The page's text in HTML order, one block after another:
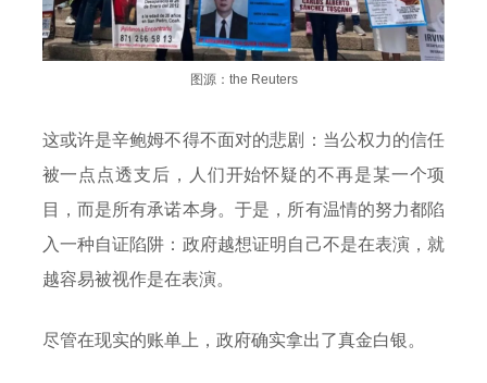
图源：the Reuters
这或许是辛鲍姆不得不面对的悲剧：当公权力的信任
被一点点透支后，人们开始怀疑的不再是某一个项
目，而是所有承诺本身。于是，所有温情的努力都陷
入一种自证陷阱：政府越想证明自己不是在表演，就
越容易被视作是在表演。
尽管在现实的账单上，政府确实拿出了真金白银。